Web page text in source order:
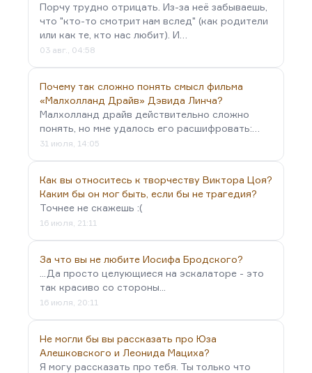
Порчу трудно отрицать. Из-за неё забываешь,
что "кто-то смотрит нам вслед" (как родители
или как те, кто нас любит). И…
03 авг., 04:58
Почему так сложно понять смысл фильма
«Малхолланд Драйв» Дэвида Линча?
Малхолланд драйв действительно сложно
понять, но мне удалось его расшифровать:…
31 июля, 14:05
Как вы относитесь к творчеству Виктора Цоя?
Каким бы он мог быть, если бы не трагедия?
Точнее не скажешь :(
16 июля, 21:11
За что вы не любите Иосифа Бродского?
...Да просто целующиеся на эскалаторе - это
так красиво со стороны...
16 июля, 20:11
Не могли бы вы рассказать про Юза
Алешковского и Леонида Мациха?
Я могу рассказать про тебя. Ты только что